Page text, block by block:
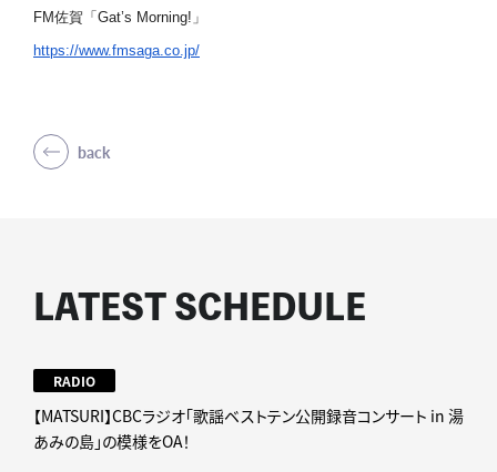
FM佐賀「Gat’s Morning!」
https://www.fmsaga.co.jp/
back
LATEST SCHEDULE
RADIO
【MATSURI】CBCラジオ「歌謡ベストテン公開録音コンサート in 湯
あみの島」の模様をOA！